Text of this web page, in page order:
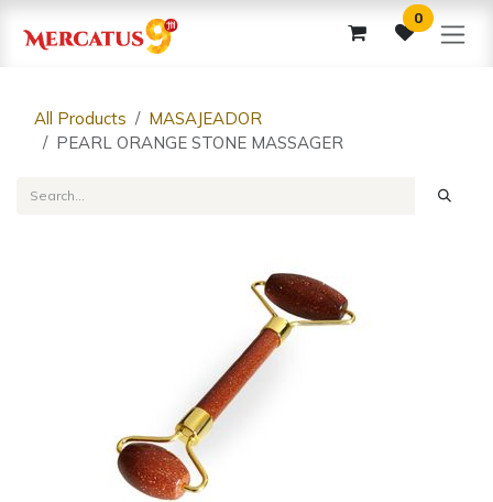
0
All Products
MASAJEADOR
PEARL ORANGE STONE MASSAGER